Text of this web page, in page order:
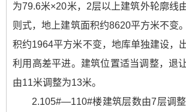
为79.6米×20米，2层以上建筑外轮廓线
则式，地上建筑面积约8620平方米不变
积约1964平方米不变，地库单独建设，
利用高差平进。建筑位置适当调整，退
由11米调整为13米。
2.105#—110#楼建筑层数由7层调